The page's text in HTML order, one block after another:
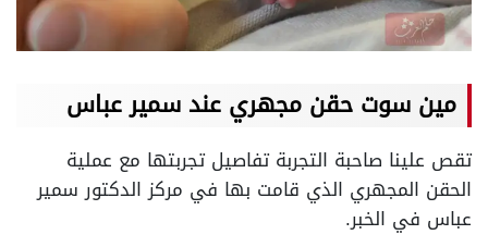
مين سوت حقن مجهري عند سمير عباس
تقص علينا صاحبة التجربة تفاصيل تجربتها مع عملية
الحقن المجهري الذي قامت بها في مركز الدكتور سمير
عباس في الخبر.